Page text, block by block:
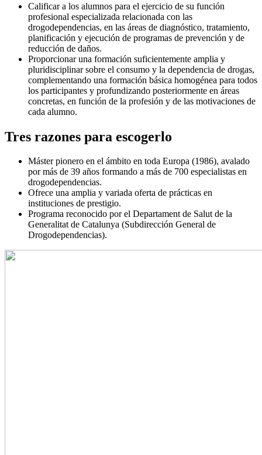
Calificar a los alumnos para el ejercicio de su función
profesional especializada relacionada con las
drogodependencias, en las áreas de diagnóstico, tratamiento,
planificación y ejecución de programas de prevención y de
reducción de daños.
Proporcionar una formación suficientemente amplia y
pluridisciplinar sobre el consumo y la dependencia de drogas,
complementando una formación básica homogénea para todos
los participantes y profundizando posteriormente en áreas
concretas, en función de la profesión y de las motivaciones de
cada alumno.
Tres razones para escogerlo
Máster pionero en el ámbito en toda Europa (1986), avalado
por más de 39 años formando a más de 700 especialistas en
drogodependencias.
Ofrece una amplia y variada oferta de prácticas en
instituciones de prestigio.
Programa reconocido por el Departament de Salut de la
Generalitat de Catalunya (Subdirección General de
Drogodependencias).